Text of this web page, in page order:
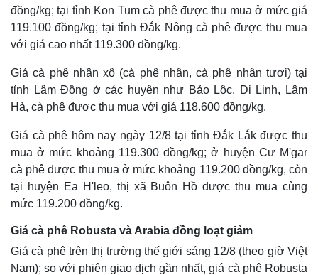
đồng/kg; tại tỉnh Kon Tum cà phê được thu mua ở mức giá
119.100 đồng/kg; tại tỉnh Đắk Nông cà phê được thu mua
với giá cao nhất 119.300 đồng/kg.
Giá cà phê nhân xô (cà phê nhân, cà phê nhân tươi) tại
tỉnh Lâm Đồng ở các huyện như Bảo Lộc, Di Linh, Lâm
Hà, cà phê được thu mua với giá 118.600 đồng/kg.
Giá cà phê hôm nay ngày 12/8 tại tỉnh Đắk Lắk được thu
mua ở mức khoảng 119.300 đồng/kg; ở huyện Cư M'gar
cà phê được thu mua ở mức khoảng 119.200 đồng/kg, còn
tại huyện Ea H'leo, thị xã Buôn Hồ được thu mua cùng
mức 119.200 đồng/kg.
Giá cà phê Robusta và Arabia đồng loạt giảm
Giá cà phê trên thị trường thế giới sáng 12/8 (theo giờ Việt
Nam); so với phiên giao dịch gần nhất, giá cà phê Robusta